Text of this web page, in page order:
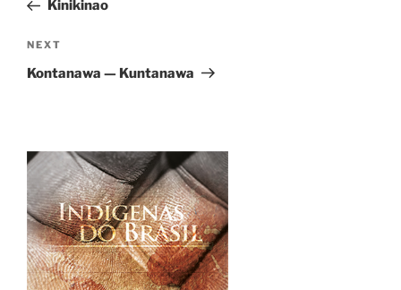
Kinikinao
Next
Post
NEXT
Kontanawa — Kuntanawa